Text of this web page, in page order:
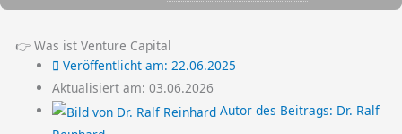
👉 Was ist Venture Capital
Veröffentlicht am:22.06.2025
Aktualisiert am: 03.06.2026
Autor des Beitrags: Dr. Ralf